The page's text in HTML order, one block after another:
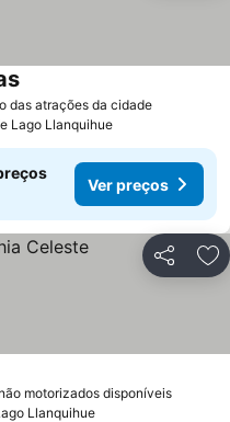
das atrações da cidade
Lago Llanquihue
Ver preços
Partilhar
motorizados disponíveis
Llanquihue